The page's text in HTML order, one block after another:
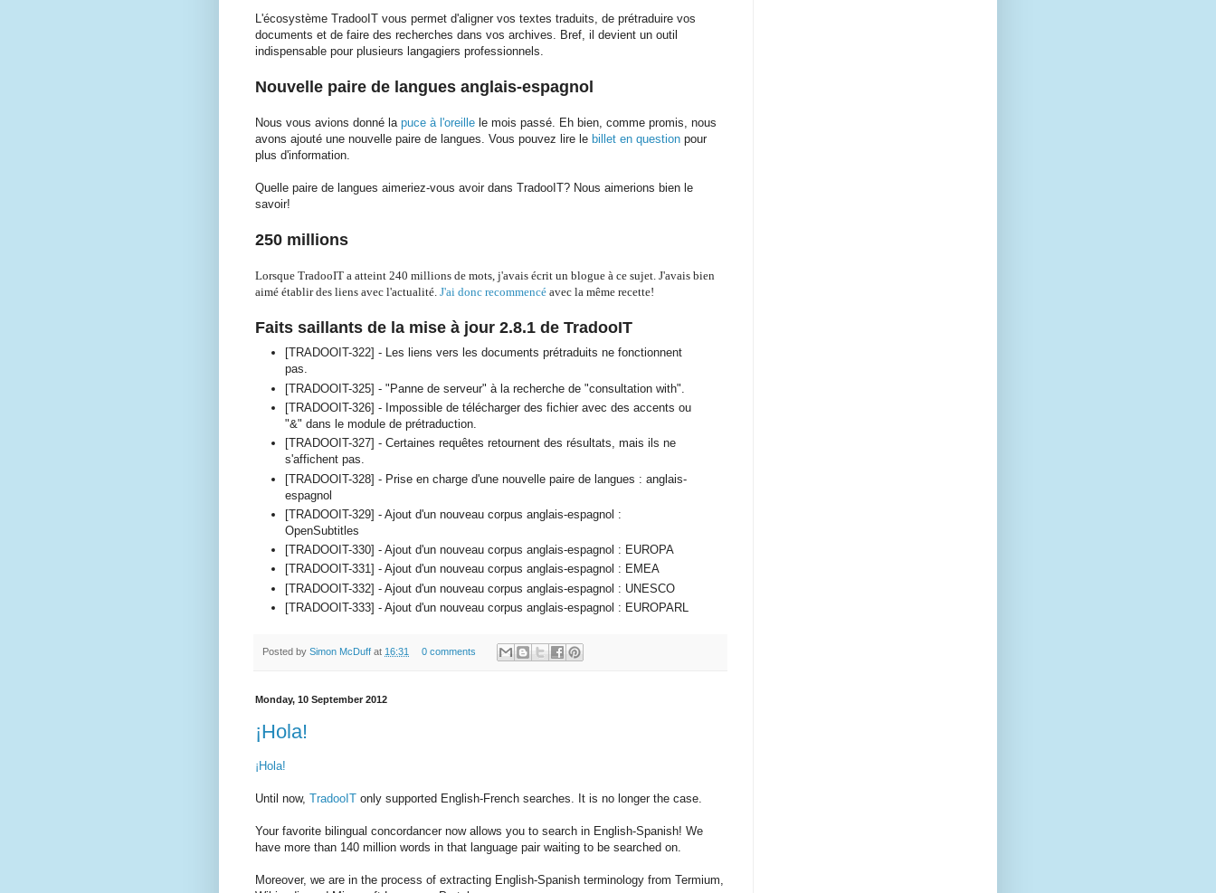
L'écosystème TradooIT vous permet d'aligner vos textes traduits, de prétraduire vos
documents et de faire des recherches dans vos archives. Bref, il devient un outil
indispensable pour plusieurs langagiers professionnels.
Nouvelle paire de langues anglais-espagnol
Nous vous avions donné la puce à l'oreille le mois passé. Eh bien, comme promis, nous
avons ajouté une nouvelle paire de langues. Vous pouvez lire le billet en question pour
plus d'information.
Quelle paire de langues aimeriez-vous avoir dans TradooIT? Nous aimerions bien le
savoir!
250 millions
Lorsque TradooIT a atteint 240 millions de mots, j'avais écrit un blogue à ce sujet. J'avais bien
aimé établir des liens avec l'actualité. J'ai donc recommencé avec la même recette!
Faits saillants de la mise à jour 2.8.1 de TradooIT
[TRADOOIT-322] - Les liens vers les documents prétraduits ne fonctionnent
pas.
[TRADOOIT-325] - "Panne de serveur" à la recherche de "consultation with".
[TRADOOIT-326] - Impossible de télécharger des fichier avec des accents ou
"&" dans le module de prétraduction.
[TRADOOIT-327] - Certaines requêtes retournent des résultats, mais ils ne
s'affichent pas.
[TRADOOIT-328] - Prise en charge d'une nouvelle paire de langues : anglais-
espagnol
[TRADOOIT-329] - Ajout d'un nouveau corpus anglais-espagnol :
OpenSubtitles
[TRADOOIT-330] - Ajout d'un nouveau corpus anglais-espagnol : EUROPA
[TRADOOIT-331] - Ajout d'un nouveau corpus anglais-espagnol : EMEA
[TRADOOIT-332] - Ajout d'un nouveau corpus anglais-espagnol : UNESCO
[TRADOOIT-333] - Ajout d'un nouveau corpus anglais-espagnol : EUROPARL
Posted by Simon McDuff at 16:31 0 comments
Monday, 10 September 2012
¡Hola!
¡Hola!
Until now, TradooIT only supported English-French searches. It is no longer the case.
Your favorite bilingual concordancer now allows you to search in English-Spanish! We
have more than 140 million words in that language pair waiting to be searched on.
Moreover, we are in the process of extracting English-Spanish terminology from Termium,